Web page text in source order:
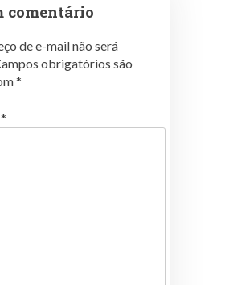
comentário
de e-mail não será
obrigatórios são
*
*